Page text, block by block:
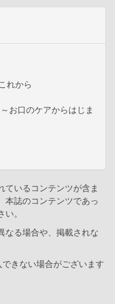
れから
お口のケアからはじま
いるコンテンツが含ま
本誌のコンテンツであっ
。
なる場合や、掲載されな
きない場合がございます